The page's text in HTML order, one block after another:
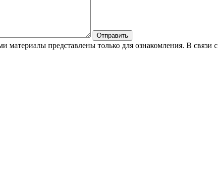
представлены только для ознакомления. В связи с